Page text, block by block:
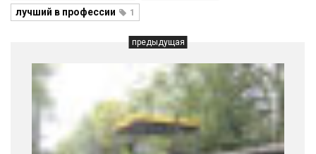
лучший в профессии 1
предыдущая